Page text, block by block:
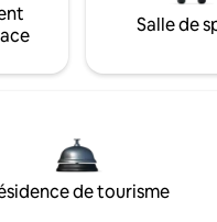
Salle de
de tourisme